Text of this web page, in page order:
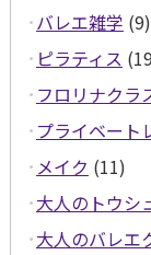
バレエ雑学 (9)
ピラティス
フロリナクラ
プライベート
メイク (11)
大人のトウシ
大人のバレエ